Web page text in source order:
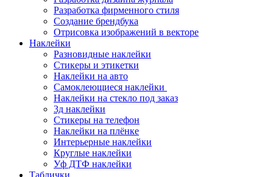
Разработка фирменного стиля
Создание брендбука
Отрисовка изображений в векторе
Наклейки
Разновидные наклейки
Стикеры и этикетки
Наклейки на авто
Самоклеющиеся наклейки
Наклейки на стекло под заказ
3д наклейки
Cтикеры на телефон
Наклейки на плёнке
Интерьерные наклейки
Круглые наклейки
Уф ДТФ наклейки
Таблички